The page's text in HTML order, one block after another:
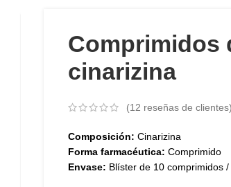
Comprimidos
cinarizina
(12 reseñas de clientes)
Composición: Cinarizina
Forma farmacéutica: Comprimido
Envase: Blíster de 10 comprimidos